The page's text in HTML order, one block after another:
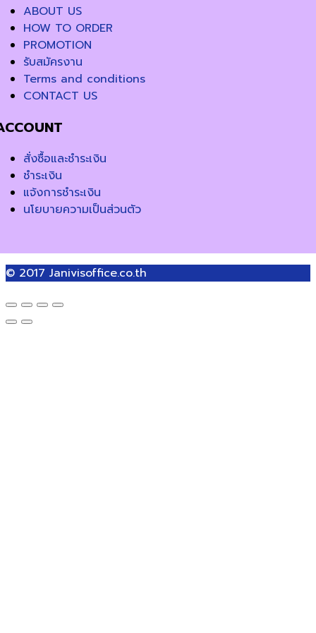
ABOUT US
HOW TO ORDER
PROMOTION
รับสมัครงาน
Terms and conditions
CONTACT US
สั่งซื้อและชำระเงิน
ชำระเงิน
แจ้งการชำระเงิน
นโยบายความเป็นส่วนตัว
© 2017 Janivisoffice.co.th